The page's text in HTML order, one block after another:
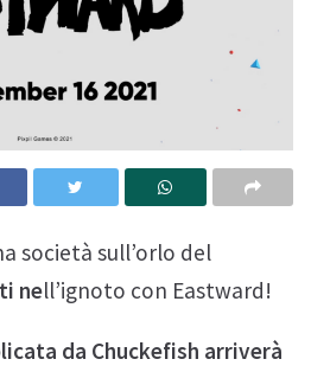
società sull’orlo del
nell’ignoto con Eastward!
da Chuckefish arriverà